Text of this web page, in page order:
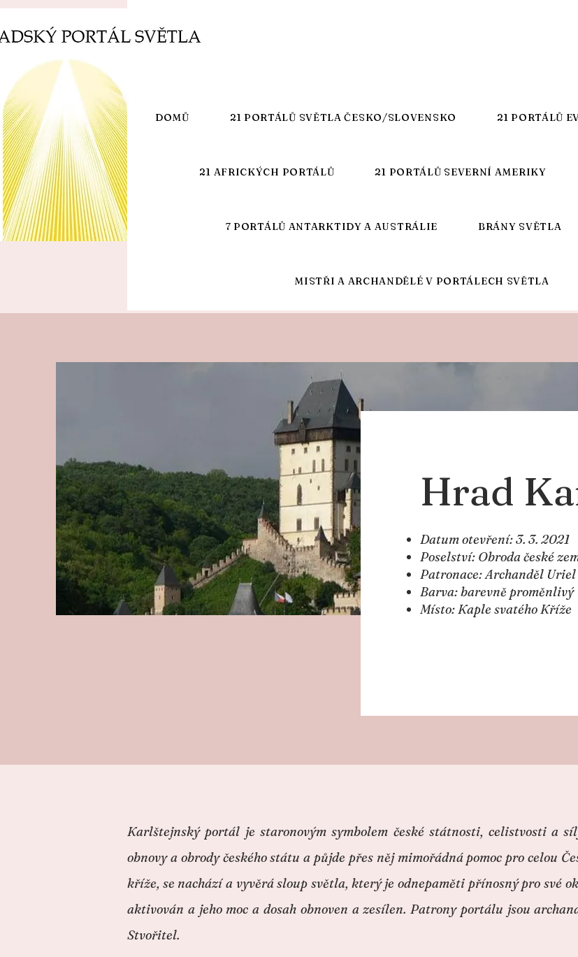
DOMŮ 21 PORTÁLŮ SVĚTLA ČESKO/SLOVENSKO 21 PORTÁLŮ
21 AFRICKÝCH PORTÁLŮ 21 PORTÁLŮ SEVERNÍ AMERIKY
7 PORTÁLŮ ANTARKTIDY A AUSTRÁLIE BRÁNY SVĚTLA
MISTŘI A ARCHANDĚLÉ V PORTÁLECH SVĚTLA
Hrad
Datum otevření: 3. 3. 2021
Poselství: Obroda české
Patronace: Archanděl Uriel
Barva: barevně proměnlivý
Místo: Kaple svatého Kříže
Karlštejnský portál je staronovým symbolem české státnosti, celistvosti a
obnovy a obrody českého státu a půjde přes něj mimořádná pomoc pro celou
kříže, se nachází a vyvěrá sloup světla, který je odnepaměti přínosný pro své
aktivován a jeho moc a dosah obnoven a zesílen. Patrony portálu jsou
Stvořitel.